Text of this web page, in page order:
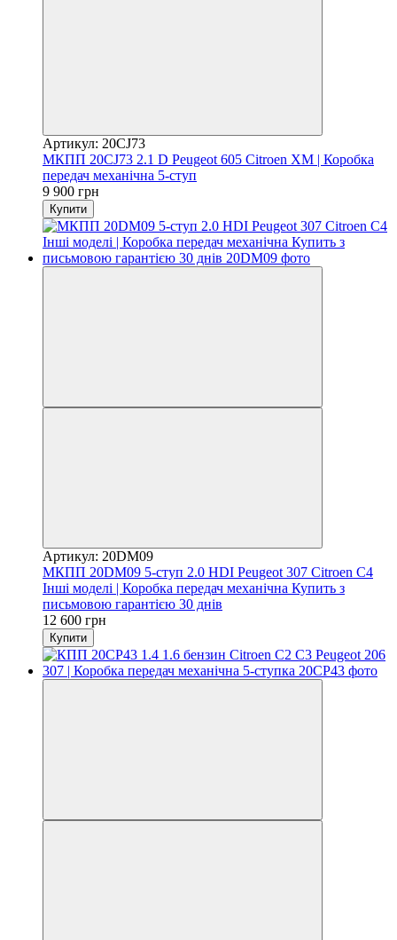
Артикул: 20CJ73
МКПП 20CJ73 2.1 D Peugeot 605 Citroen XM | Коробка
передач механічна 5-ступ
9 900 грн
Купити
Артикул: 20DM09
МКПП 20DM09 5-ступ 2.0 HDI Peugeot 307 Citroen C4
Інші моделі | Коробка передач механічна Купить з
письмовою гарантією 30 днів
12 600 грн
Купити